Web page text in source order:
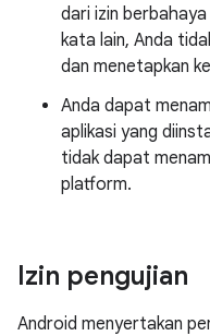
dari izin
kata lain, Anda
dan menetapkan
Anda dapat
aplikasi yang
tidak dapat
platform.
Izin pengujian
Android menyertakan